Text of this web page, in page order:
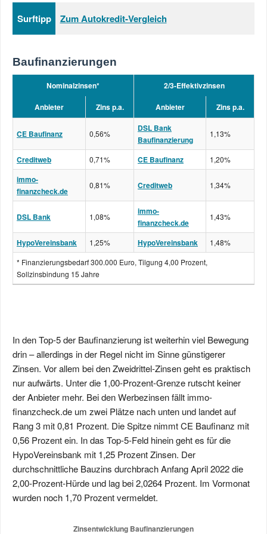
Surftipp Zum Autokredit-Vergleich
Baufinanzierungen
Nominalzinsen*
2/3-Effektivzinsen
Anbieter
Zins p.a. Anbieter Zins p.a.
CE Baufinanz 0,56%
DSL Bank
Baufinanzierung
1,13%
Creditweb 0,71% CE Baufinanz 1,20%
immo-
finanzcheck.de
0,81% Creditweb 1,34%
DSL Bank 1,08%
immo-
finanzcheck.de
1,43%
HypoVereinsbank 1,25% HypoVereinsbank
1,48%
* Finanzierungsbedarf 300.000 Euro, Tilgung 4,00 Prozent,
Sollzinsbindung 15 Jahre
In den Top-5 der Baufinanzierung ist weiterhin viel Bewegung
drin – allerdings in der Regel nicht im Sinne günstigerer
Zinsen. Vor allem bei den Zweidrittel-Zinsen geht es praktisch
nur aufwärts. Unter die 1,00-Prozent-Grenze rutscht keiner
der Anbieter mehr. Bei den Werbezinsen fällt immo-
finanzcheck.de um zwei Plätze nach unten und landet auf
Rang 3 mit 0,81 Prozent. Die Spitze nimmt CE Baufinanz mit
0,56 Prozent ein. In das Top-5-Feld hinein geht es für die
HypoVereinsbank mit 1,25 Prozent Zinsen. Der
durchschnittliche Bauzins durchbrach Anfang April 2022 die
2,00-Prozent-Hürde und lag bei 2,0264 Prozent. Im Vormonat
wurden noch 1,70 Prozent vermeldet.